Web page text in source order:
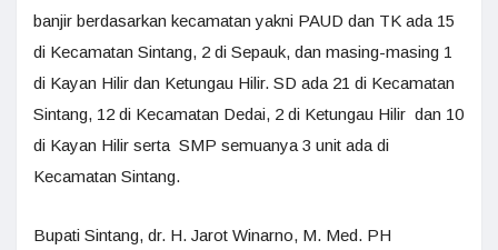
banjir berdasarkan kecamatan yakni PAUD dan TK ada 15
di Kecamatan Sintang, 2 di Sepauk, dan masing-masing 1
di Kayan Hilir dan Ketungau Hilir. SD ada 21 di Kecamatan
Sintang, 12 di Kecamatan Dedai, 2 di Ketungau Hilir dan 10
di Kayan Hilir serta SMP semuanya 3 unit ada di
Kecamatan Sintang.
Bupati Sintang, dr. H. Jarot Winarno, M. Med. PH